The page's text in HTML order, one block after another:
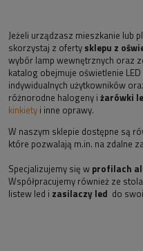
Jeżeli urządzasz mieszkanie lub
skorzystaj z oferty sklepu z
wybór lamp wewnętrznych oraz
katalog obejmuje oświetlenie
indywidualnych użytkowników
różnorodne halogeny i żarówki
kinkiety i inne oprawy.
W naszym sklepie dostępne są
które pozwalają m.in. na zdalne
Specjalizujemy się w profilach
Współpracujemy również ze
listew led i zasilaczy led do